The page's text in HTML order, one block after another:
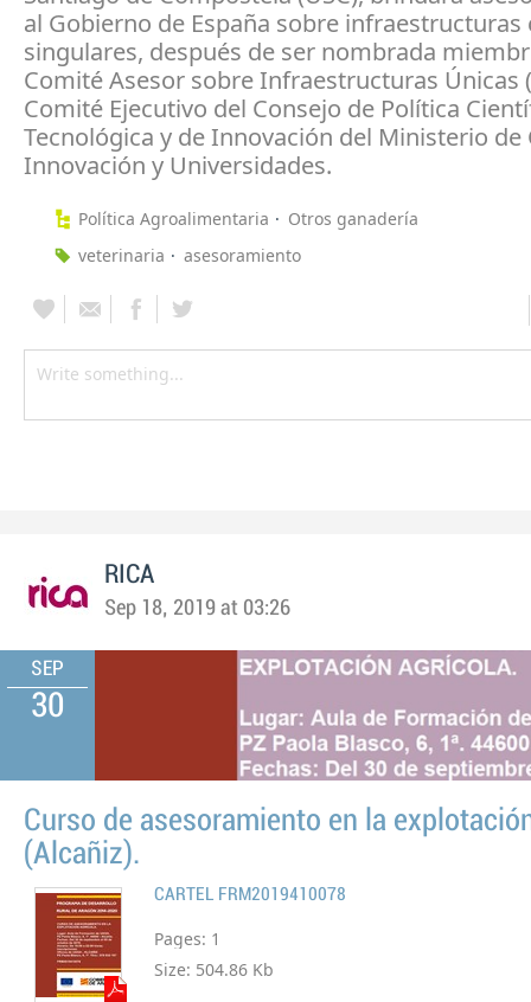
al Gobierno de España sobre infraestructuras
singulares, después de ser nombrada
Comité Asesor sobre Infraestructuras Únicas
Comité Ejecutivo del Consejo de Política
Tecnológica y de Innovación del Ministerio de
Innovación y Universidades.
Política Agroalimentaria
Otros ganadería
veterinaria
asesoramiento
RICA
Sep 18, 2019 at 03:26
SEP
30
Curso de asesoramiento en la
(Alcañiz).
CARTEL FRM2019410078
Pages: 1
Size: 504.86 Kb